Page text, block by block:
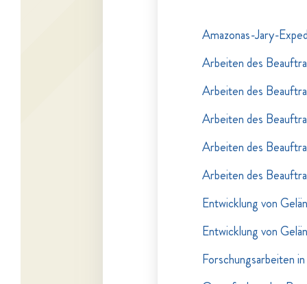
Amazonas-Jary-
Arbeiten des
Arbeiten des
Arbeiten des
Arbeiten des
Arbeiten des
Entwicklung von
Entwicklung von
Forschungsarbeiten